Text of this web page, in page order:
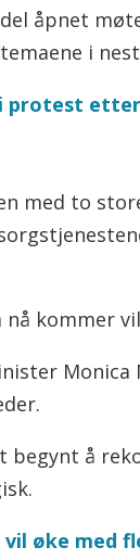
åpnet
i
i protest
med to
nå kommer
å
øke med